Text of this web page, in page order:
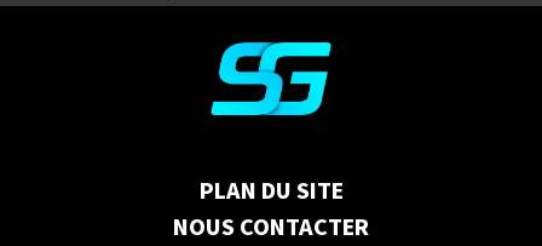
PLAN DU SITE
NOUS CONTACTER